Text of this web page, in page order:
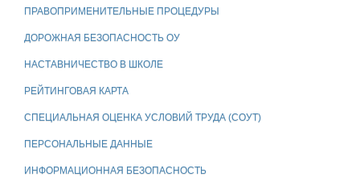
ПРАВОПРИМЕНИТЕЛЬНЫЕ ПРОЦЕДУРЫ
ДОРОЖНАЯ БЕЗОПАСНОСТЬ ОУ
НАСТАВНИЧЕСТВО В ШКОЛЕ
РЕЙТИНГОВАЯ КАРТА
СПЕЦИАЛЬНАЯ ОЦЕНКА УСЛОВИЙ ТРУДА (СОУТ)
ПЕРСОНАЛЬНЫЕ ДАННЫЕ
ИНФОРМАЦИОННАЯ БЕЗОПАСНОСТЬ